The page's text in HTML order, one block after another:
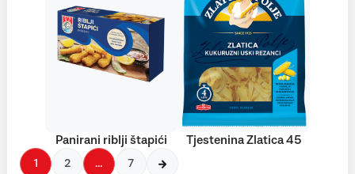
Panirani riblji štapići Tjestenina Zlatica 45
1 2 … 7